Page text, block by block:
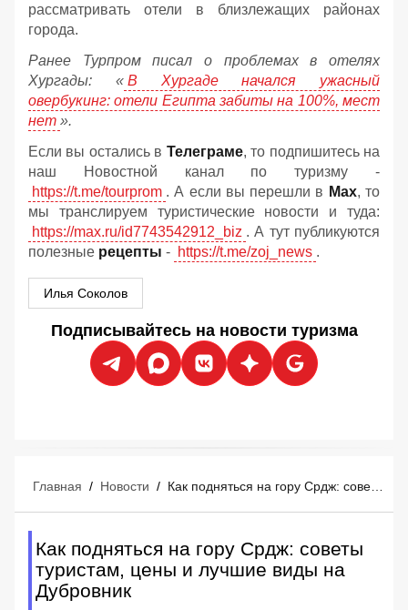
рассматривать отели в близлежащих районах
города.
Ранее Турпром писал о проблемах в отелях
Хургады: « В Хургаде начался ужасный
овербукинг: отели Египта забиты на 100%, мест
нет ».
Если вы остались в Телеграме, то подпишитесь на
наш Новостной канал по туризму -
https://t.me/tourprom . А если вы перешли в Мах, то
мы транслируем туристические новости и туда:
https://max.ru/id7743542912_biz . А тут публикуются
полезные рецепты - https://t.me/zoj_news .
Илья Соколов
Подписывайтесь на новости туризма
Главная / Новости /
Как подняться на гору Срдж: советы
туристам, цены и лучшие виды на
Дубровник